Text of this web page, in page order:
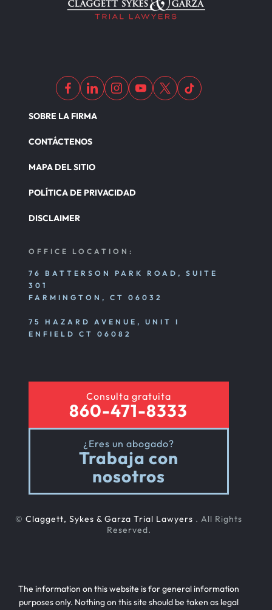
SOBRE LA FIRMA
CONTÁCTENOS
MAPA DEL SITIO
POLÍTICA DE PRIVACIDAD
DISCLAIMER
OFFICE LOCATION:
76 BATTERSON PARK ROAD, SUITE
301
FARMINGTON, CT 06032
75 HAZARD AVENUE, UNIT I
ENFIELD CT 06082
Consulta gratuita
860-471-8333
¿Eres un abogado?
Trabaja con
nosotros
© Claggett, Sykes & Garza Trial Lawyers . All Rights
Reserved.
The information on this website is for general information
purposes only. Nothing on this site should be taken as legal